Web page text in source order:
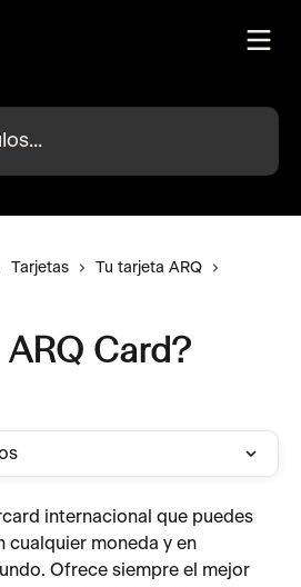
Tarjetas
Tu tarjeta ARQ
Card?
internacional que puedes
cualquier moneda y en
Ofrece siempre el mejor